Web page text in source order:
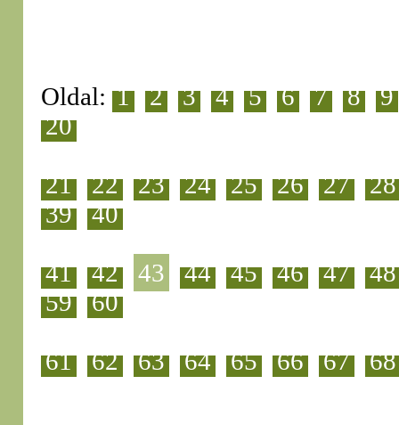
Oldal: 1 2 3 4 5 6 7 8
9
20
21 22 23 24 25 26 27
28
39
40
41 42 43 44 45 46 47
48
59
60
61 62 63 64 65 66 67 68